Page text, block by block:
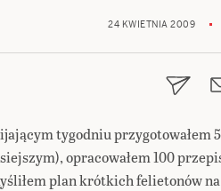
24 KWIETNIA 2009
tygodniu przygotowałem
opracowałem 100
plan krótkich felietonów